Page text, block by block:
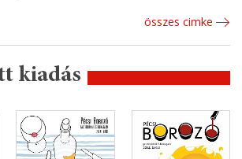
összes cimke
kiadás